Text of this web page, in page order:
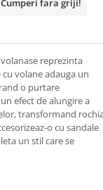
Cumperi fara griji!
reprezinta
volane adauga un
o purtare
efect de alungire a
transformand
o cu sandale
un stil care se